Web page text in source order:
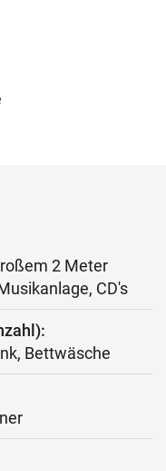
2 Meter
CD's
Bettwäsche